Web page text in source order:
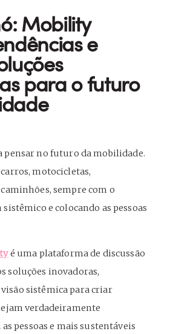
Mobility
e
para o futuro
pensar no futuro da mobilidade.
motocicletas,
caminhões, sempre com o
e colocando as pessoas
é uma plataforma de discussão
soluções inovadoras,
sistêmica para criar
verdadeiramente
pessoas e mais sustentáveis